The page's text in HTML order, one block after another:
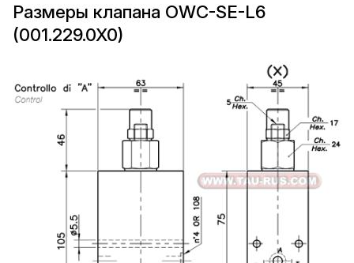
Размеры клапана OWC-SE-L6
(001.229.0X0)